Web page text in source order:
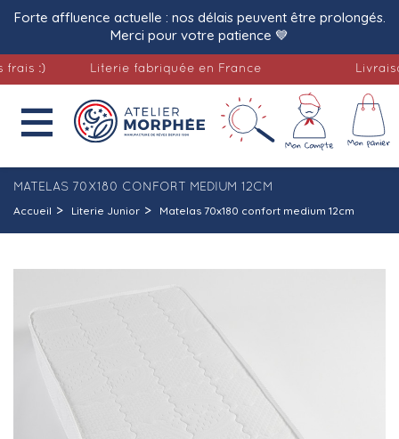
Forte affluence actuelle : nos délais peuvent être prolongés.
Merci pour votre patience 💙
:) Literie fabriquée en France Livraison

MATELAS 70X180 CONFORT MEDIUM 12CM
Accueil Literie Junior Matelas 70x180 confort medium 12cm